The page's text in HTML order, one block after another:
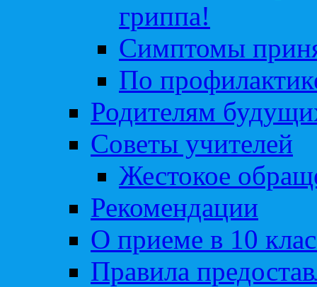
гриппа!
Симптомы
По
Родителям
Советы учителей
Жестокое
Рекомендации
О приеме в 10
Правила